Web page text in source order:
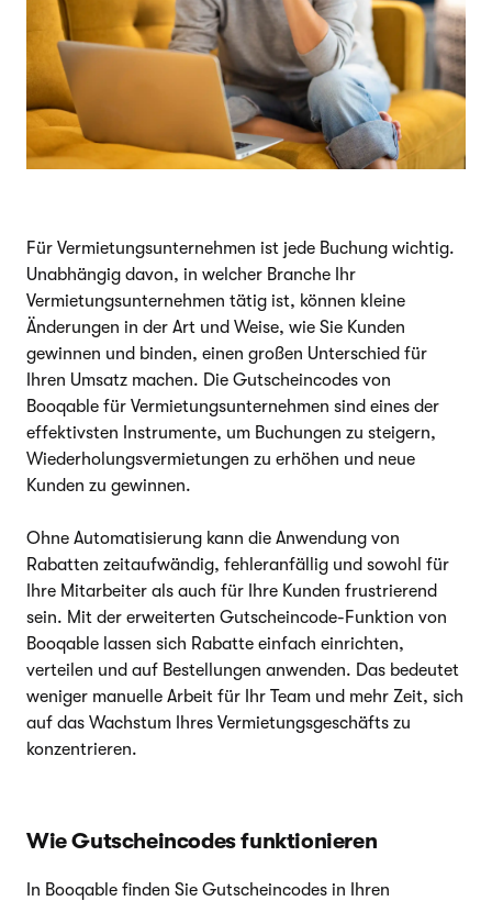
Für Vermietungsunternehmen ist jede Buchung wichtig.
Unabhängig davon, in welcher Branche Ihr
Vermietungsunternehmen tätig ist, können kleine
Änderungen in der Art und Weise, wie Sie Kunden
gewinnen und binden, einen großen Unterschied für
Ihren Umsatz machen. Die Gutscheincodes von
Booqable für Vermietungsunternehmen sind eines der
effektivsten Instrumente, um Buchungen zu steigern,
Wiederholungsvermietungen zu erhöhen und neue
Kunden zu gewinnen.
Ohne Automatisierung kann die Anwendung von
Rabatten zeitaufwändig, fehleranfällig und sowohl für
Ihre Mitarbeiter als auch für Ihre Kunden frustrierend
sein. Mit der erweiterten Gutscheincode-Funktion von
Booqable lassen sich Rabatte einfach einrichten,
verteilen und auf Bestellungen anwenden. Das bedeutet
weniger manuelle Arbeit für Ihr Team und mehr Zeit, sich
auf das Wachstum Ihres Vermietungsgeschäfts zu
konzentrieren.
Wie Gutscheincodes funktionieren
In Booqable finden Sie Gutscheincodes in Ihren